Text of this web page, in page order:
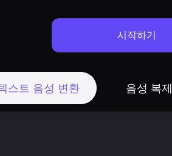
시작하기
스트 음성 변환 음성 복제